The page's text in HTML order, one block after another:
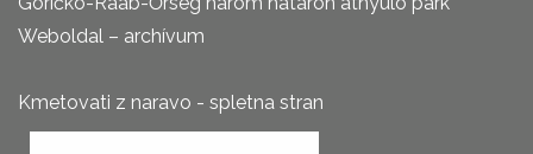
Weboldal – archívum
Kmetovati z naravo - spletna stran